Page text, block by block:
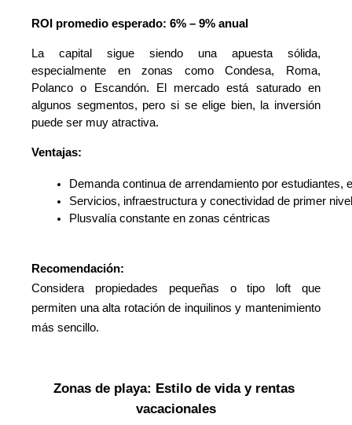
ROI promedio esperado: 6% – 9% anual
La capital sigue siendo una apuesta sólida,
especialmente en zonas como Condesa, Roma,
Polanco o Escandón. El mercado está saturado en
algunos segmentos, pero si se elige bien, la inversión
puede ser muy atractiva.
Ventajas:
Demanda continua de arrendamiento por estudiantes,
Servicios, infraestructura y conectividad de primer nivel
Plusvalía constante en zonas céntricas
Recomendación:
Considera propiedades pequeñas o tipo loft que
permiten una alta rotación de inquilinos y mantenimiento
más sencillo.
Zonas de playa: Estilo de vida y rentas
vacacionales